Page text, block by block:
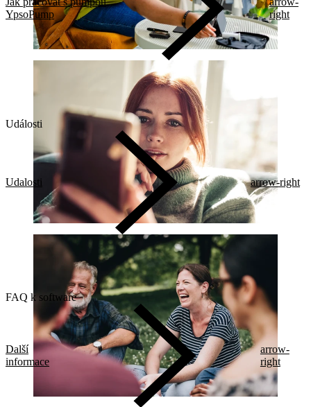
YpsoPump
right
Události
Udalosti arrow-right
FAQ k software
Další
informace
arrow-
right